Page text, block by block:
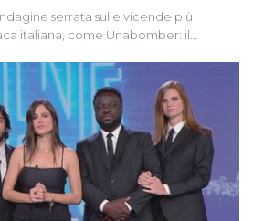
serrata sulle vicende più
italiana, come Unabomber: il
potrebbe essere ancora in
inoltre le zone d'ombra sul Mostro di
appaiono ancora oggi avvolte in un
Nel corso dello speciale anche
Romano, realizzata ne...